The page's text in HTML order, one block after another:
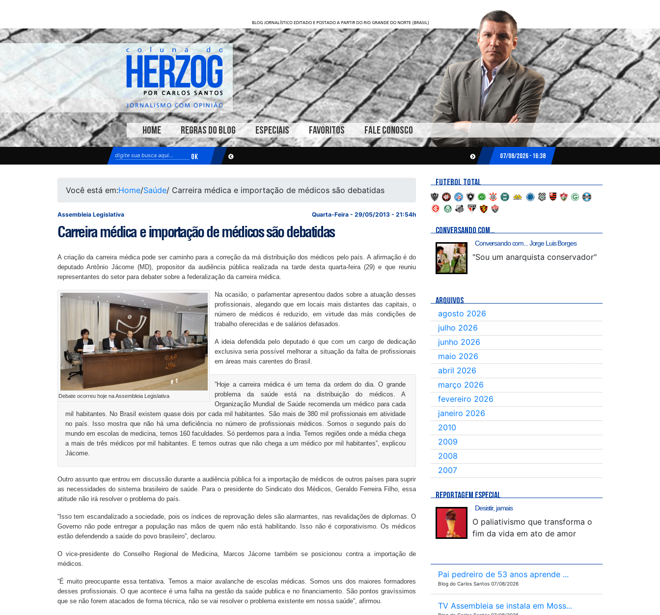
HOME REGRAS DO BLOG ESPECIAIS FAVORITOS FALE CONOSCO
07/08/2026 - 16:38
Você está em:Home/Saúde/ Carreira médica e importação de médicos são debatidas
Quarta-Feira - 29/05/2013 - 21:54h
Assembleia Legislativa
Carreira médica e importação de médicos são debatidas
A criação da carreira médica pode ser caminho para a correção da má distribuição dos médicos pelo país. A afirmação é do
deputado Antônio Jácome (MD), propositor da audiência pública realizada na tarde desta quarta-feira (29) e que reuniu
representantes do setor para debater sobre a federalização da carreira médica.
Debate ocorreu hoje na Assembleia Legislativa
Na ocasião, o parlamentar apresentou dados sobre a atuação desses
profissionais, alegando que em locais mais distantes das capitais, o
número de médicos é reduzido, em virtude das más condições de
trabalho oferecidas e de salários defasados.
A ideia defendida pelo deputado é que com um cargo de dedicação
exclusiva seria possível melhorar a situação da falta de profissionais
em áreas mais carentes do Brasil.
”Hoje a carreira médica é um tema da ordem do dia. O grande
problema da saúde está na distribuição do médicos. A
Organização Mundial de Saúde recomenda um médico para cada
mil habitantes. No Brasil existem quase dois por cada mil habitantes. São mais de 380 mil profissionais em atividade
no país. Isso mostra que não há uma deficiência no número de profissionais médicos. Somos o segundo país do
mundo em escolas de medicina, temos 160 faculdades. Só perdemos para a índia. Temos regiões onde a média chega
a mais de três médicos por mil habitantes. E temos outras que não chega a um médico por mil habitantes”, explicou
Jácome.
Outro assunto que entrou em discussão durante a audiência pública foi a importação de médicos de outros países para suprir
as necessidades do sistema brasileiro de saúde. Para o presidente do Sindicato dos Médicos, Geraldo Ferreira Filho, essa
atitude não irá resolver o problema do país.
“Isso tem escandalizado a sociedade, pois os índices de reprovação deles são alarmantes, nas revalidações de diplomas. O
Governo não pode entregar a população nas mãos de quem não está habilitando. Isso não é corporativismo. Os médicos
estão defendendo a saúde do povo brasileiro”, declarou.
O vice-presidente do Conselho Regional de Medicina, Marcos Jácome também se posicionou contra a importação de
médicos.
“É muito preocupante essa tentativa. Temos a maior avalanche de escolas médicas. Somos uns dos maiores formadores
desses profissionais. O que acontece é uma falha na gestão da saúde publica e no financiamento. São pontos gravíssimos
que se não forem atacados de forma técnica, não se vai resolver o problema existente em nossa saúde”, afirmou.
FUTEBOL TOTAL
CONVERSANDO COM…
Conversando com... Jorge Luis Borges
"Sou um anarquista conservador"
ARQUIVOS
agosto 2026
julho 2026
junho 2026
maio 2026
abril 2026
março 2026
fevereiro 2026
janeiro 2026
2010
2009
2008
2007
REPORTAGEM ESPECIAL
Desistir, jamais
O paliativismo que transforma o
fim da vida em ato de amor
Pai pedreiro de 53 anos aprende ...
Blog do Carlos Santos 07/08/2026
TV Assembleia se instala em Moss...